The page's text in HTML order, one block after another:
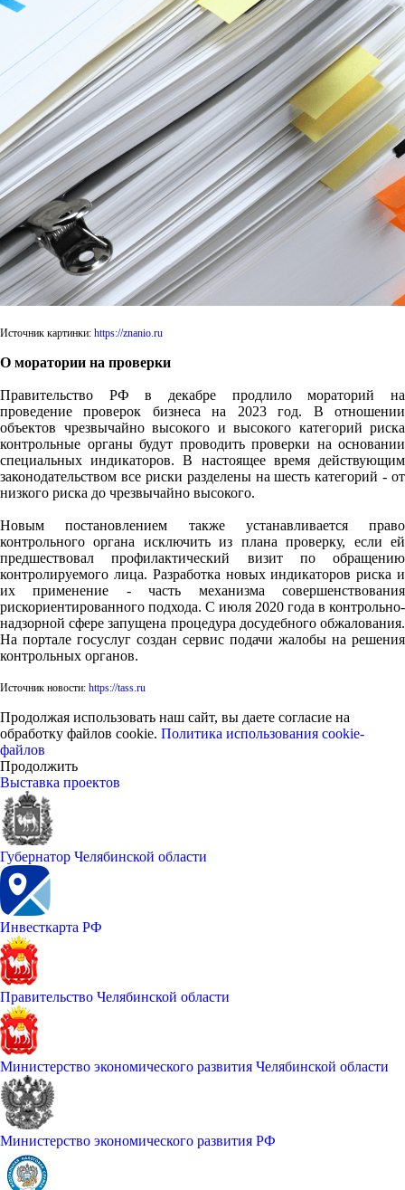
Источник картинки: https://znanio.ru
О моратории на проверки
Правительство РФ в декабре продлило мораторий на
проведение проверок бизнеса на 2023 год. В отношении
объектов чрезвычайно высокого и высокого категорий риска
контрольные органы будут проводить проверки на основании
специальных индикаторов. В настоящее время действующим
законодательством все риски разделены на шесть категорий - от
низкого риска до чрезвычайно высокого.
Новым постановлением также устанавливается право
контрольного органа исключить из плана проверку, если ей
предшествовал профилактический визит по обращению
контролируемого лица. Разработка новых индикаторов риска и
их применение - часть механизма совершенствования
рискориентированного подхода. С июля 2020 года в контрольно-
надзорной сфере запущена процедура досудебного обжалования.
На портале госуслуг создан сервис подачи жалобы на решения
контрольных органов.
Источник новости: https://tass.ru
Продолжая использовать наш сайт, вы даете согласие на
обработку файлов cookie. Политика использования cookie-
файлов
Продолжить
Выставка проектов
Губернатор Челябинской области
Инвесткарта РФ
Правительство Челябинской области
Министерство экономического развития Челябинской области
Министерство экономического развития РФ